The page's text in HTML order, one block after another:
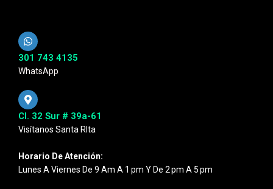
301 743 4135
WhatsApp
Cl. 32 Sur # 39a-61
Visítanos Santa RIta
Horario De Atención:
Lunes A Viernes De 9 Am A 1 Pm Y De 2 Pm A 5 Pm